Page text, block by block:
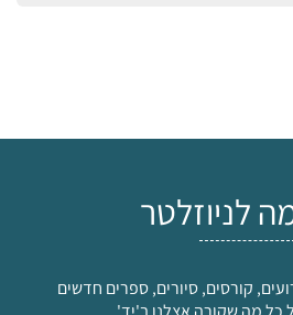
לניוזלטר
קורסים, סיורים, ספרים חדשים